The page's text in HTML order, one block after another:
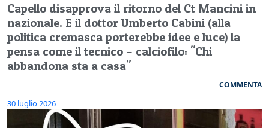
Capello disapprova il ritorno del Ct Mancini in
nazionale. E il dottor Umberto Cabini (alla
politica cremasca porterebbe idee e luce) la
pensa come il tecnico – calciofilo: "Chi
abbandona sta a casa"
COMMENTA
30 luglio 2026